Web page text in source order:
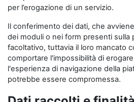
per l’erogazione di un servizio.
Il conferimento dei dati, che
dei moduli o nei form presenti sulla
facoltativo, tuttavia il loro mancato
comportare l'impossibilità di
l'esperienza di navigazione della
potrebbe essere compromessa.